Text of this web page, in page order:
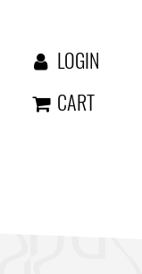
LOGIN
CART